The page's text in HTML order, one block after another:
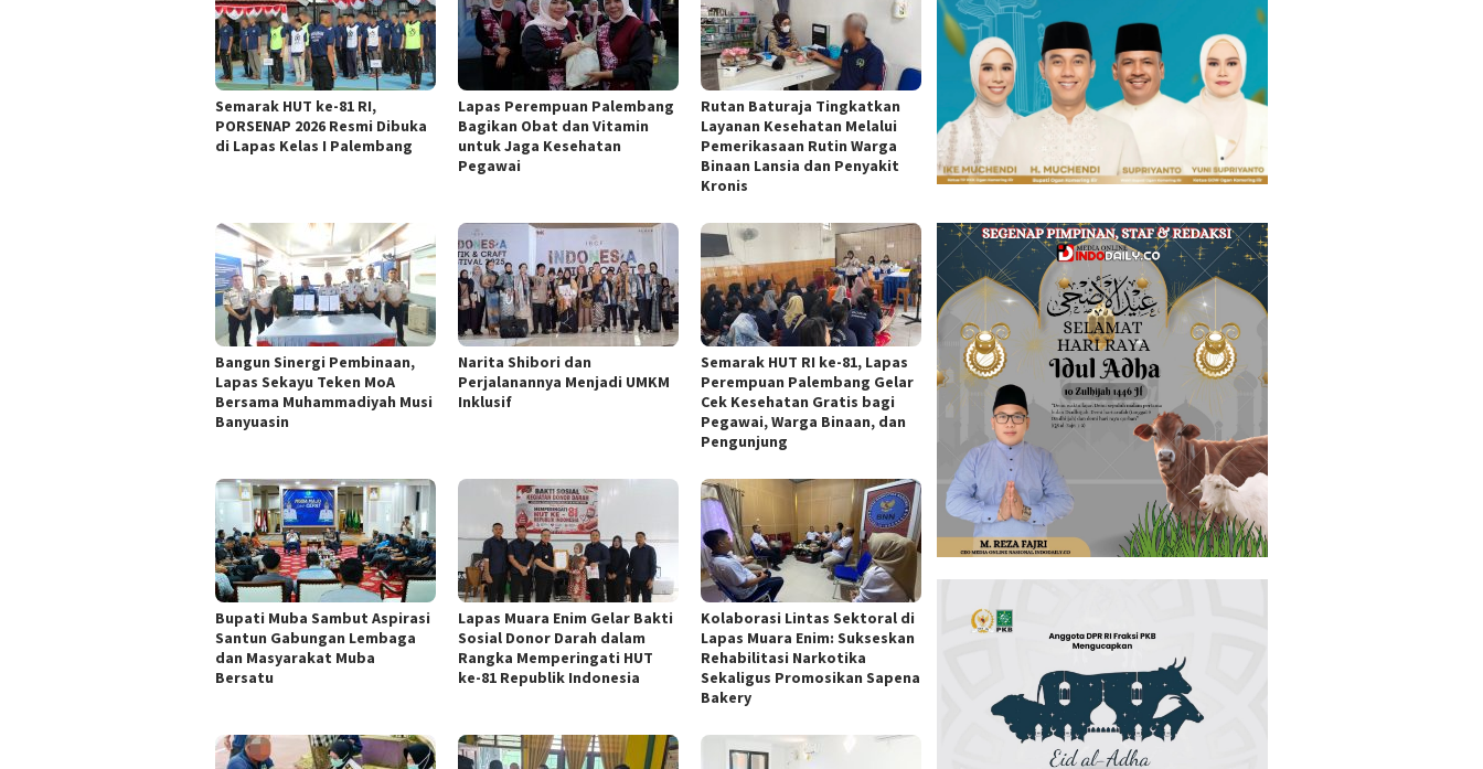
Semarak HUT ke-81 RI,
PORSENAP 2026 Resmi Dibuka
di Lapas Kelas I Palembang
Lapas Perempuan Palembang
Bagikan Obat dan Vitamin
untuk Jaga Kesehatan
Pegawai
Rutan Baturaja Tingkatkan
Layanan Kesehatan Melalui
Pemerikasaan Rutin Warga
Binaan Lansia dan Penyakit
Kronis
Bangun Sinergi Pembinaan,
Lapas Sekayu Teken MoA
Bersama Muhammadiyah Musi
Banyuasin
Narita Shibori dan
Perjalanannya Menjadi UMKM
Inklusif
Semarak HUT RI ke-81, Lapas
Perempuan Palembang Gelar
Cek Kesehatan Gratis bagi
Pegawai, Warga Binaan, dan
Pengunjung
Bupati Muba Sambut Aspirasi
Santun Gabungan Lembaga
dan Masyarakat Muba
Bersatu
Lapas Muara Enim Gelar Bakti
Sosial Donor Darah dalam
Rangka Memperingati HUT
ke-81 Republik Indonesia
Kolaborasi Lintas Sektoral di
Lapas Muara Enim: Sukseskan
Rehabilitasi Narkotika
Sekaligus Promosikan Sapena
Bakery